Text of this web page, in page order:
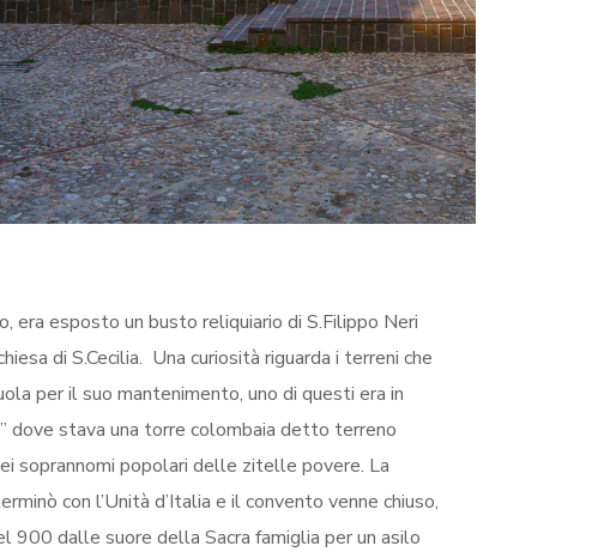
era esposto un busto reliquiario di S.Filippo Neri
di S.Cecilia. Una curiosità riguarda i terreni che
per il suo mantenimento, uno di questi era in
dove stava una torre colombaia detto terreno
soprannomi popolari delle zitelle povere. La
con l’Unità d’Italia e il convento venne chiuso,
900 dalle suore della Sacra famiglia per un asilo